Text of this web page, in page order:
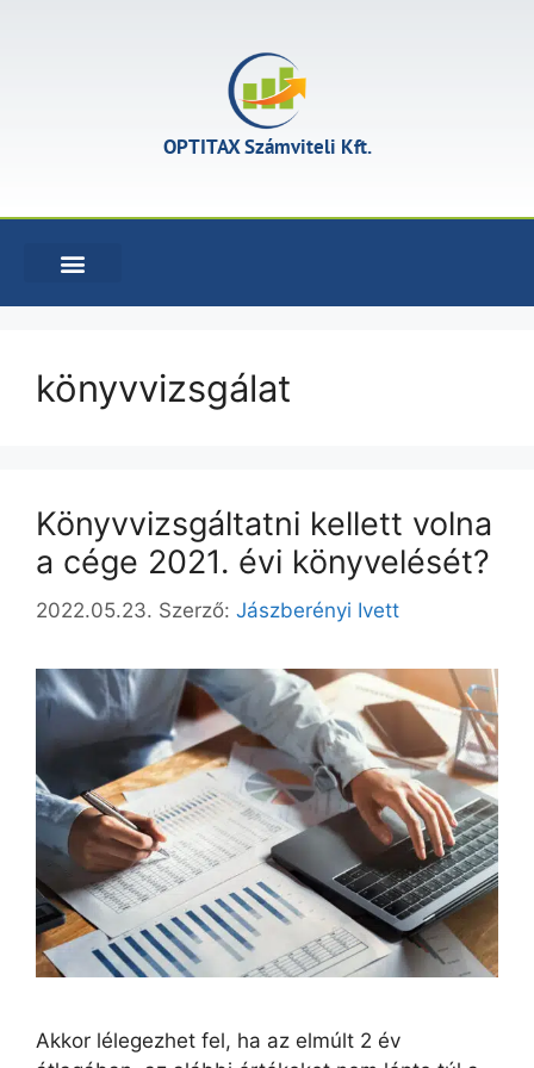
OPTITAX Számviteli Kft.
könyvvizsgálat
Könyvvizsgáltatni kellett volna
a cége 2021. évi könyvelését?
2022.05.23. Szerző: Jászberényi Ivett
Akkor lélegezhet fel, ha az elmúlt 2 év